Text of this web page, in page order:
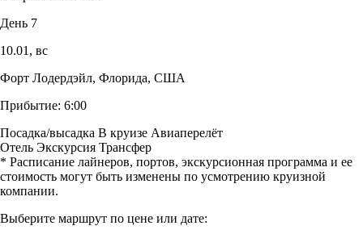
День 7
10.01, вс
Форт Лодердэйл, Флорида, США
Прибытие: 6:00
Посадка/высадка В круизе Авиаперелёт
Отель Экскурсия Трансфер
* Расписание лайнеров, портов, экскурсионная программа и ее
стоимость могут быть изменены по усмотрению круизной
компании.
Выберите маршрут по цене или дате: